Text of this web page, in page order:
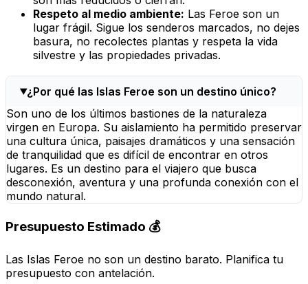
Respeto al medio ambiente: Las Feroe son un
lugar frágil. Sigue los senderos marcados, no dejes
basura, no recolectes plantas y respeta la vida
silvestre y las propiedades privadas.
¿Por qué las Islas Feroe son un destino único?
Son uno de los últimos bastiones de la naturaleza
virgen en Europa. Su aislamiento ha permitido preservar
una cultura única, paisajes dramáticos y una sensación
de tranquilidad que es difícil de encontrar en otros
lugares. Es un destino para el viajero que busca
desconexión, aventura y una profunda conexión con el
mundo natural.
Presupuesto Estimado 💰
Las Islas Feroe no son un destino barato. Planifica tu
presupuesto con antelación.